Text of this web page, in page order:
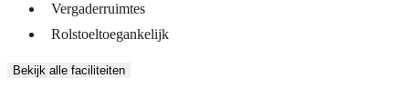
Vergaderruimtes
Rolstoeltoegankelijk
Bekijk alle faciliteiten